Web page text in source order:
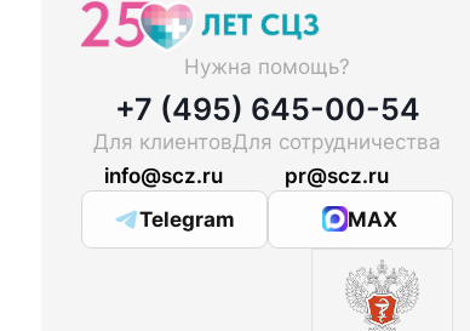
Нужна помощь?
+7 (495) 645-00-54
Для клиентов
info@scz.ru
Для сотрудничества
pr@scz.ru
Telegram
MAX